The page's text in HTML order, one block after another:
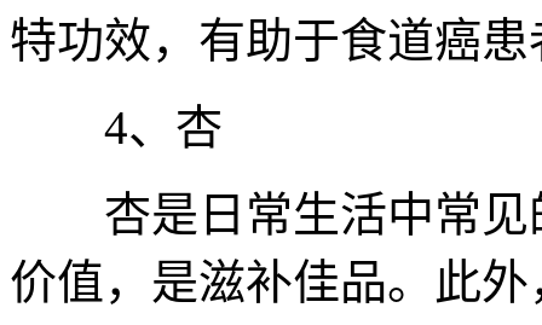
特功效，有助于食道癌
4、杏
杏是日常生活中常见
价值，是滋补佳品。此